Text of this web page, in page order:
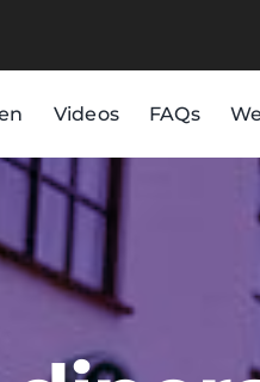
Videos FAQs